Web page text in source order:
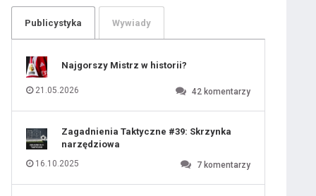
Publicystyka Wywiady
Najgorszy Mistrz w historii?
21.05.2026 42 komentarzy
Zagadnienia Taktyczne #39: Skrzynka
narzędziowa
16.10.2025 7 komentarzy